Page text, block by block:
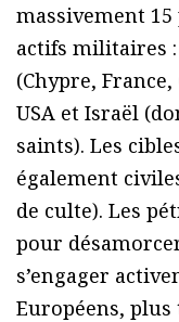
massivement
actifs militaires :
(Chypre,
USA et Israël
saints). Les
également
de culte). Les
pour
s’engager
Européens, plus